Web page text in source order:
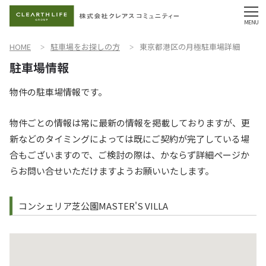
HOME 駐車場をお探しの方 東京都港区の月極駐車場詳細
物件の駐車場情報です。
物件ごとの情報は常に最新の情報を掲載しておりますが、更
新などのタイミングによっては既にご契約が完了している場
合もございますので、ご検討の際は、かならず詳細ページか
らお問い合せいただけますようお願いいたします。
コンシェリア芝公園MASTER'S VILLA